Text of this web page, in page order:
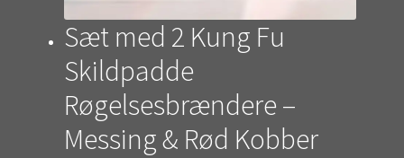
Sæt med 2 Kung Fu
Skildpadde
Røgelsesbrændere –
Messing & Rød Kobber